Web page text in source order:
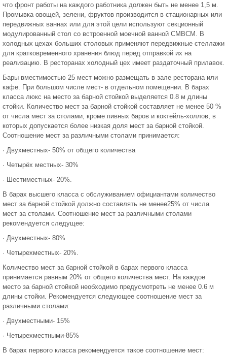
что фронт работы на каждого работника должен быть не менее 1,5 м.
Промывка овощей, зелени, фруктов производится в стационарных или
передвижных ваннах или для этой цели используют секционный
модулированный стол со встроенной моечной ванной СМВСМ. В
холодных цехах больших столовых применяют передвижные стеллажи
для кратковременного хранения блюд перед отправкой их на
реализацию. В ресторанах холодный цех имеет раздаточный прилавок.
Бары вместимостью 25 мест можно размещать в зале ресторана или
кафе. При большом числе мест- в отдельном помещении. В барах
класса люкс на место за барной стойкой выделяется 0.8 м длины
стойки. Количество мест за барной стойкой составляет не менее 50 %
от числа мест за столами, кроме пивных баров и коктейль-холлов, в
которых допускается более низкая доля мест за барной стойкой.
Соотношение мест за различными столами принимается:
· Двухместных- 50% от общего количества
· Четырёх местных- 30%
· Шестиместных- 20%.
В барах высшего класса с обслуживанием официантами количество
мест за барной стойкой должно составлять не менее25% от числа
мест за столами. Соотношение мест за различными столами
рекомендуется следущее:
· Двухместных- 80%
· Четырехместных- 20%.
Количество мест за барной стойкой в барах первого класса
принимается равным 20% от общего количества мест. На каждое
место за барной стойкой необходимо предусмотреть не менее 0.6 м
длины стойки. Рекомендуется следующее соотношение мест за
различными столами:
· Двухместными- 15%
· Четырехместными-85%
В барах первого класса рекомендуется такое соотношение мест: